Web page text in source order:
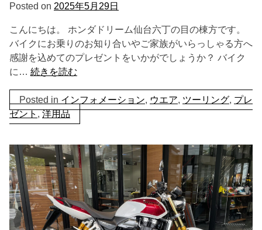
Posted on 2025年5月29日
こんにちは。 ホンダドリーム仙台六丁の目の棟方です。
バイクにお乗りのお知り合いやご家族がいらっしゃる方へ
感謝を込めてのプレゼントをいかがでしょうか？ バイク
に… 続きを読む
Posted in インフォメーション, ウエア, ツーリング, プレ
ゼント , 洋用品